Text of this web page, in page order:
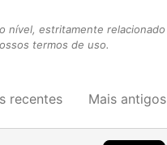
nível, estritamente relacionado
termos de uso.
recentes Mais antigos